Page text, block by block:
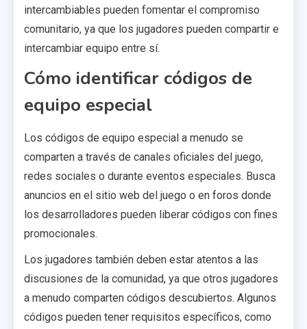
intercambiables pueden fomentar el compromiso
comunitario, ya que los jugadores pueden compartir e
intercambiar equipo entre sí.
Cómo identificar códigos de
equipo especial
Los códigos de equipo especial a menudo se
comparten a través de canales oficiales del juego,
redes sociales o durante eventos especiales. Busca
anuncios en el sitio web del juego o en foros donde
los desarrolladores pueden liberar códigos con fines
promocionales.
Los jugadores también deben estar atentos a las
discusiones de la comunidad, ya que otros jugadores
a menudo comparten códigos descubiertos. Algunos
códigos pueden tener requisitos específicos, como